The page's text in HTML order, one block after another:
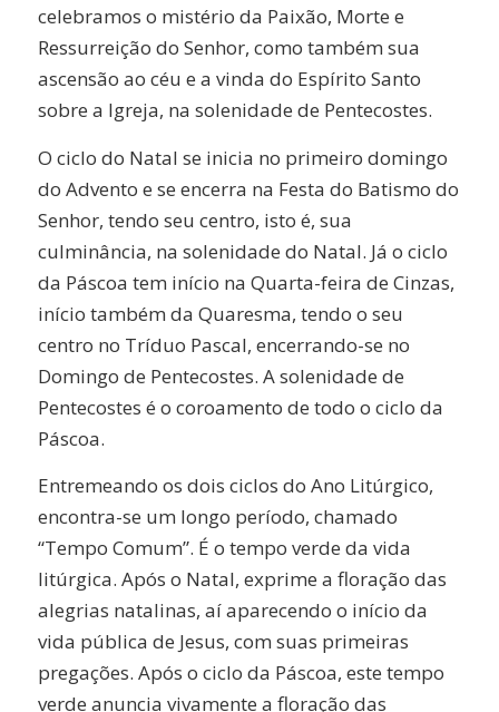
celebramos o mistério da Paixão, Morte e
Ressurreição do Senhor, como também sua
ascensão ao céu e a vinda do Espírito Santo
sobre a Igreja, na solenidade de Pentecostes.
O ciclo do Natal se inicia no primeiro domingo
do Advento e se encerra na Festa do Batismo do
Senhor, tendo seu centro, isto é, sua
culminância, na solenidade do Natal. Já o ciclo
da Páscoa tem início na Quarta-feira de Cinzas,
início também da Quaresma, tendo o seu
centro no Tríduo Pascal, encerrando-se no
Domingo de Pentecostes. A solenidade de
Pentecostes é o coroamento de todo o ciclo da
Páscoa.
Entremeando os dois ciclos do Ano Litúrgico,
encontra-se um longo período, chamado
“Tempo Comum”. É o tempo verde da vida
litúrgica. Após o Natal, exprime a floração das
alegrias natalinas, aí aparecendo o início da
vida pública de Jesus, com suas primeiras
pregações. Após o ciclo da Páscoa, este tempo
verde anuncia vivamente a floração das